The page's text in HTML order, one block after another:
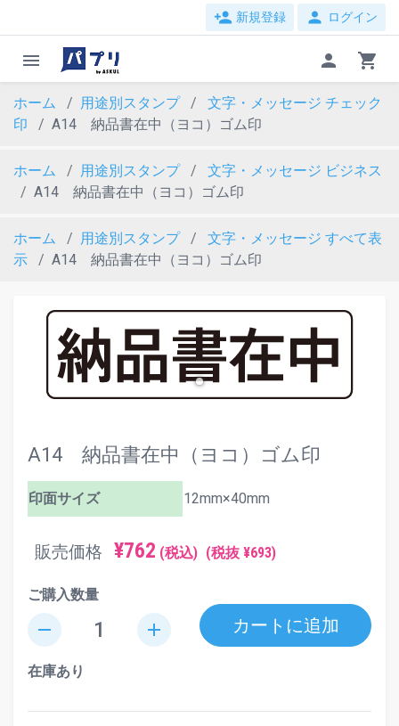
person_add 新規登録 person ログイン
menu person shopping_cart
ホーム 用途別スタンプ 文字・メッセージ チェック
印
A14 納品書在中（ヨコ）ゴム印
ホーム 用途別スタンプ 文字・メッセージ ビジネス
A14 納品書在中（ヨコ）ゴム印
ホーム 用途別スタンプ 文字・メッセージ すべて表
示
A14 納品書在中（ヨコ）ゴム印
A14 納品書在中（ヨコ）ゴム印
印面サイズ 12mm×40mm
販売価格 ¥762 (税込) (税抜 ¥693)
ご購入数量
remove add カートに追加
在庫あり